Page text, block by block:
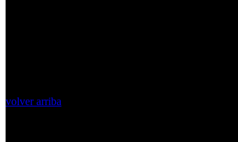
volver arriba